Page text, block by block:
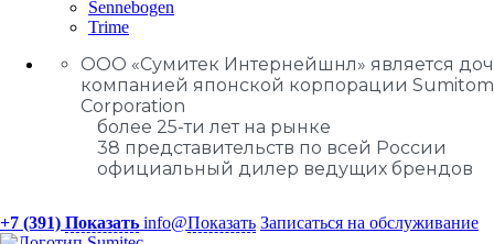
Sennebogen
Trime
ООО «Сумитек Интернейшнл» является
компанией японской корпорации
Corporation
более 25-ти лет на рынке
38 представительств по всей России
официальный дилер ведущих брендов
+7 (391) Показать info@Показать Записаться на обслуживание